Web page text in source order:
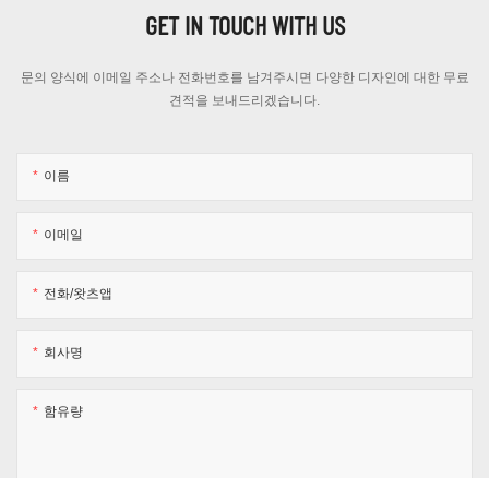
GET IN TOUCH WITH US
문의 양식에 이메일 주소나 전화번호를 남겨주시면 다양한 디자인에 대한 무료
견적을 보내드리겠습니다.
이름
이메일
전화/왓츠앱
회사명
함유량